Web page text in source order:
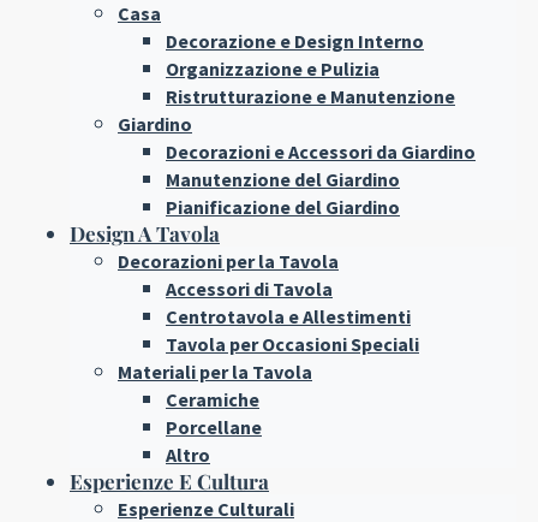
Casa
Decorazione e Design Interno
Organizzazione e Pulizia
Ristrutturazione e Manutenzione
Giardino
Decorazioni e Accessori da Giardino
Manutenzione del Giardino
Pianificazione del Giardino
Design A Tavola
Decorazioni per la Tavola
Accessori di Tavola
Centrotavola e Allestimenti
Tavola per Occasioni Speciali
Materiali per la Tavola
Ceramiche
Porcellane
Altro
Esperienze E Cultura
Esperienze Culturali